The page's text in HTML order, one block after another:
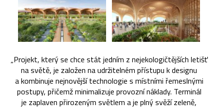
„Projekt, který se chce stát jedním z nejekologičtějších letišť
na světě, je založen na udržitelném přístupu k designu
a kombinuje nejnovější technologie s místními řemeslnými
postupy, přičemž minimalizuje provozní náklady. Terminál
je zaplaven přirozeným světlem a je plný svěží zeleně,